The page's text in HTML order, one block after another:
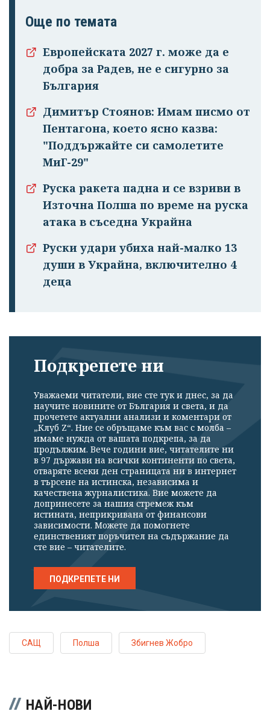
Още по темата
Европейската 2027 г. може да е
добра за Радев, не е сигурно за
България
Димитър Стоянов: Имам писмо от
Пентагона, което ясно казва:
"Поддържайте си самолетите
МиГ-29"
Руска ракета падна и се взриви в
Източна Полша по време на руска
атака в съседна Украйна
Руски удари убиха най-малко 13
души в Украйна, включително 4
деца
Подкрепете ни
Уважаеми читатели, вие сте тук и днес, за да
научите новините от България и света, и да
прочетете актуални анализи и коментари от
„Клуб Z“. Ние се обръщаме към вас с молба –
имаме нужда от вашата подкрепа, за да
продължим. Вече години вие, читателите ни
в 97 държави на всички континенти по света,
отваряте всеки ден страницата ни в интернет
в търсене на истинска, независима и
качествена журналистика. Вие можете да
допринесете за нашия стремеж към
истината, неприкривана от финансови
зависимости. Можете да помогнете
единственият поръчител на съдържание да
сте вие – читателите.
ПОДКРЕПЕТЕ НИ
САЩ Полша Збигнев Жобро
НАЙ-НОВИ